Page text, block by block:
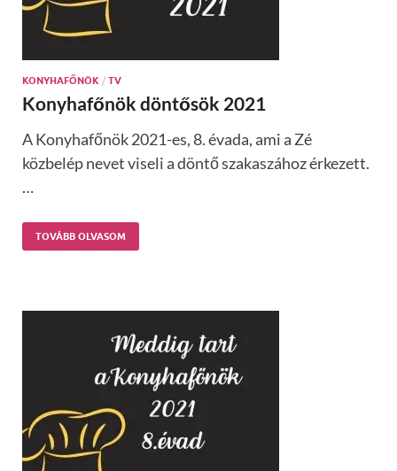
KONYHAFŐNÖK / TV
Konyhafőnök döntősök 2021
A Konyhafőnök 2021-es, 8. évada, ami a Zé
közbelép nevet viseli a döntő szakaszához érkezett.
…
TOVÁBB OLVASOM